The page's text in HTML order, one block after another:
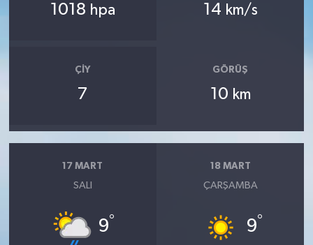
1018 hpa 14 km/s
ÇIY
7
GÖRÜŞ
10 km
17 MART
SALI
9°
18 MART
ÇARŞAMBA
9°